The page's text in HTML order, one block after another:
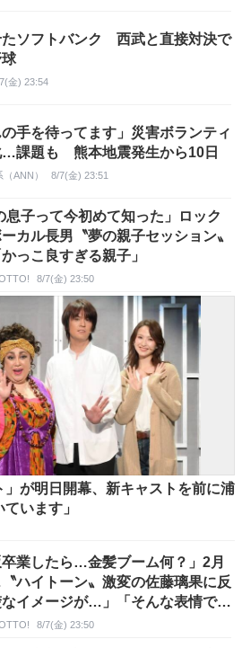
たソフトバンク 西武と直接対決で
金) 23:54
の手を待ってます」災害ボランティ
…課題も 熊本地震発生から10日
ANN） 8/7(金) 23:51
息子って今初めて知った」ロック
カル長男〝夢の親子セッション〟
っこ良すぎる親子」
8/7(金) 23:50
」が明日開幕、新キャストを前に浦
います」
卒業したら…金髪ブーム何？」2月
ハイトーン〟激変の佐藤璃果に反
イメージが…」「そんな表情でき
！？」8/7(金) 23:50